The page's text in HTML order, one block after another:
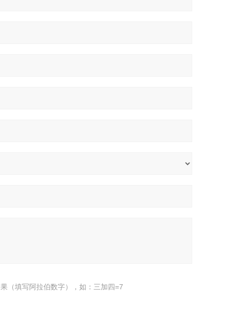
（填写阿拉伯数字），如：三加四=7